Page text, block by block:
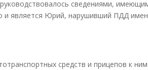
сведениями,
и является Юрий, нарушивший ПДД
средств и прицепов к